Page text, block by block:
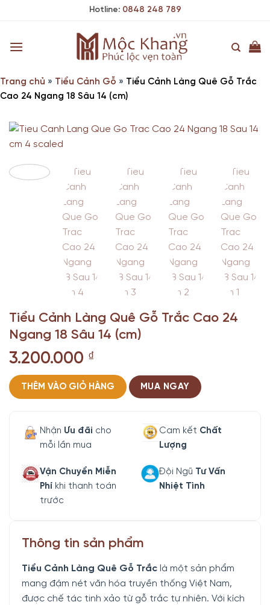
Hotline: 0848 248 789
Trang chủ » Tiểu Cảnh Gỗ » Tiểu Cảnh Làng Quê Gỗ Trắc
Cao 24 Ngang 18 Sâu 14 (cm)
Tiểu Cảnh Làng Quê Gỗ Trắc Cao 24
Ngang 18 Sâu 14 (cm)
3.200.000 ₫
THÊM VÀO GIỎ HÀNG MUA NGAY
Nhận Ưu đãi cho
mỗi lần mua
Cam kết Chất
Lượng
Vận Chuyển Miễn
Phí khi thanh toán
trước
Đội Ngũ Tư Vấn
Nhiệt Tình
Thông tin sản phẩm
Tiểu Cảnh Làng Quê Gỗ Trắc là một sản phẩm
mang đậm nét văn hóa truyền thống Việt Nam,
được chế tác tinh xảo từ gỗ trắc tự nhiên. Với kích